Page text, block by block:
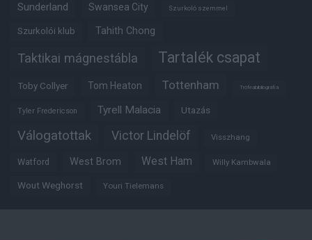
Sunderland Swansea City Szurkoló szemmel
Szurkolói klub Tahith Chong
Taktikai mágnestábla Tartalék csapat
Toby Collyer Tom Heaton Tottenham Trófeabibliográfia
Tyler Fredericson Tyrell Malacia Utazás
Válogatottak Victor Lindelöf Visszhang
Watford West Brom West Ham Willy Kambwala
Wout Weghorst Youri Tielemans